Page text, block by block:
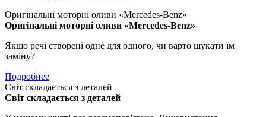
Оригінальні моторні оливи «Mercedes-Benz»
Оригінальні моторні оливи «Mercedes-Benz»
Якщо речі створені одне для одного, чи варто шукати їм
заміну?
Подробнее
Світ складається з деталей
Світ складається з деталей